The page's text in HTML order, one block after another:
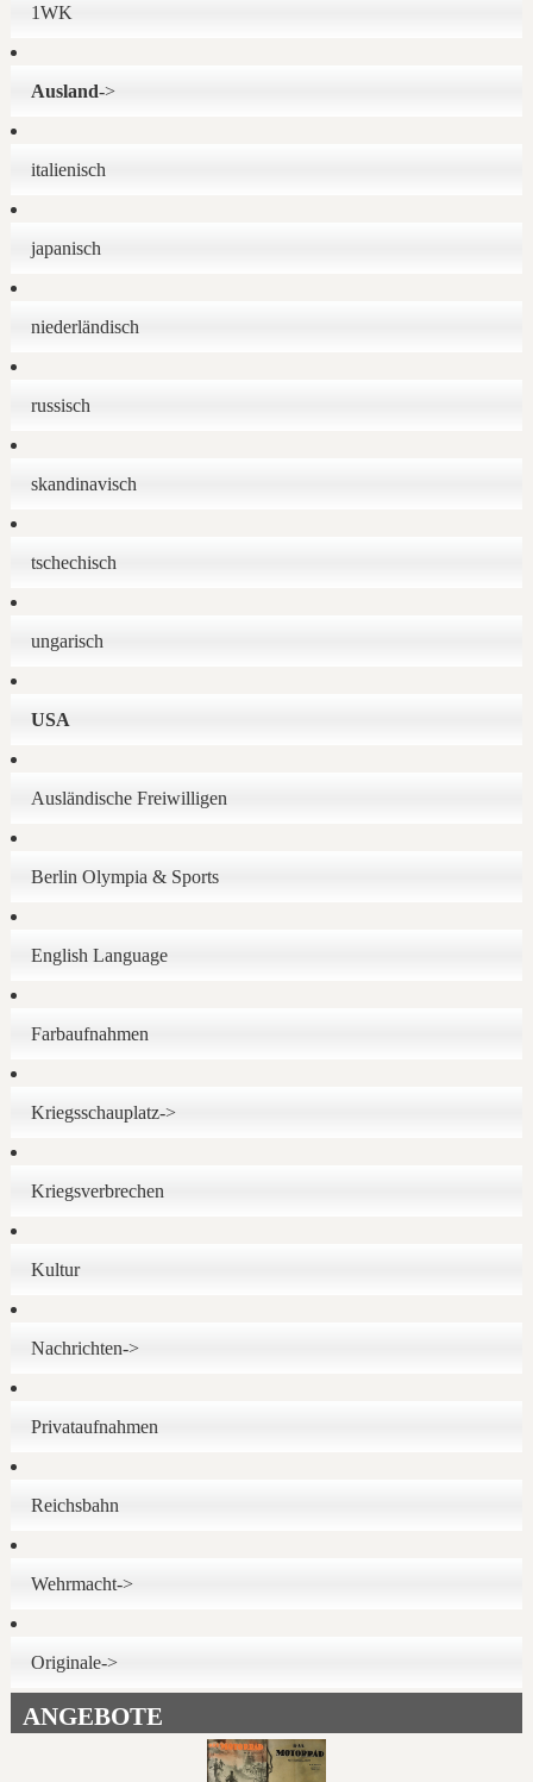
1WK
Ausland->
italienisch
japanisch
niederländisch
russisch
skandinavisch
tschechisch
ungarisch
USA
Ausländische Freiwilligen
Berlin Olympia & Sports
English Language
Farbaufnahmen
Kriegsschauplatz->
Kriegsverbrechen
Kultur
Nachrichten->
Privataufnahmen
Reichsbahn
Wehrmacht->
Originale->
ANGEBOTE